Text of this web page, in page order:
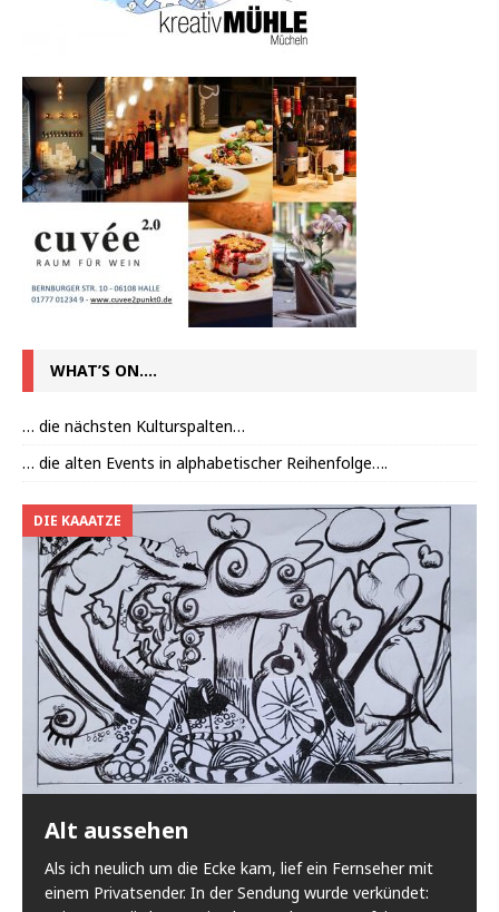
WHAT’S ON….
… die nächsten Kulturspalten…
… die alten Events in alphabetischer Reihenfolge….
DIE KAAATZE
Alt aussehen
Als ich neulich um die Ecke kam, lief ein Fernseher mit
einem Privatsender. In der Sendung wurde verkündet: